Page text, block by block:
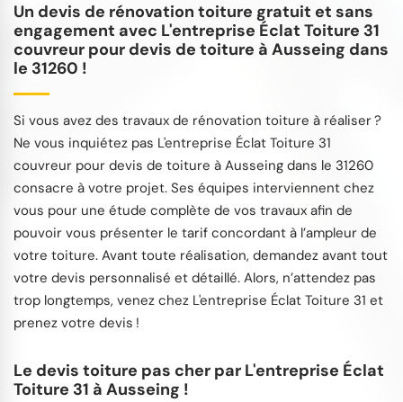
Un devis de rénovation toiture gratuit et sans
engagement avec L'entreprise Éclat Toiture 31
couvreur pour devis de toiture à Ausseing dans
le 31260 !
Si vous avez des travaux de rénovation toiture à réaliser ?
Ne vous inquiétez pas L'entreprise Éclat Toiture 31
couvreur pour devis de toiture à Ausseing dans le 31260
consacre à votre projet. Ses équipes interviennent chez
vous pour une étude complète de vos travaux afin de
pouvoir vous présenter le tarif concordant à l’ampleur de
votre toiture. Avant toute réalisation, demandez avant tout
votre devis personnalisé et détaillé. Alors, n’attendez pas
trop longtemps, venez chez L'entreprise Éclat Toiture 31 et
prenez votre devis !
Le devis toiture pas cher par L'entreprise Éclat
Toiture 31 à Ausseing !